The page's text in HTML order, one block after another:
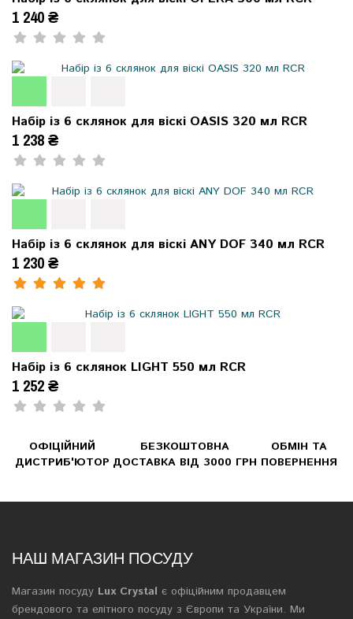
1 240 ₴
Набір із 6 склянок для віскі OASIS 320 мл RCR
1 238 ₴
Набір із 6 склянок для віскі ANY DOF 340 мл RCR
1 230 ₴
Набір із 6 склянок LIGHT 550 мл RCR
1 252 ₴
ОФІЦІЙНИЙ
ДИСТРИБ'ЮТОР
БЕЗКОШТОВНА
ДОСТАВКА ВІД 3000 ГРН
ОБМІН ТА
ПОВЕРНЕННЯ
НАШ МАГАЗИН ПОСУДУ
Магазин посуду Lux Crystal є офіційним продавцем
брендового та елітного посуду з Європи та України. Ми